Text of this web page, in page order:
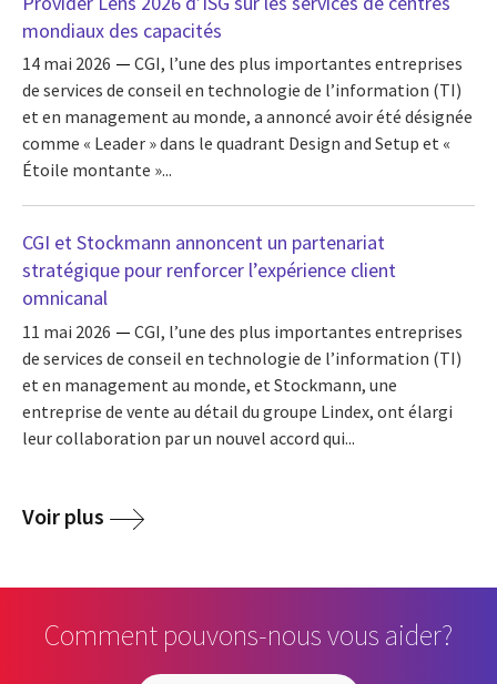
mondiaux des capacités
14 mai 2026
CGI, l’une des plus importantes entreprises
de services de conseil en technologie de l’information (TI)
et en management au monde, a annoncé avoir été désignée
comme « Leader » dans le quadrant Design and Setup et «
Étoile montante »...
CGI et Stockmann annoncent un partenariat
stratégique pour renforcer l’expérience client
omnicanal
11 mai 2026
CGI, l’une des plus importantes entreprises
de services de conseil en technologie de l’information (TI)
et en management au monde, et Stockmann, une
entreprise de vente au détail du groupe Lindex, ont élargi
leur collaboration par un nouvel accord qui...
Voir plus
Comment pouvons-nous vous aider?